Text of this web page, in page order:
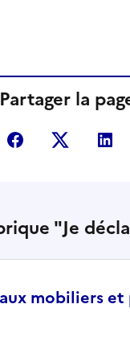
Partager la
Partager sur
"Je
mobiliers et